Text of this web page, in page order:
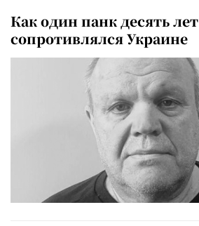
Как один панк десять лет
сопротивлялся Украине